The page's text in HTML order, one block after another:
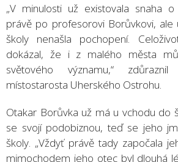
„V minulosti už existovala snaha
právě po profesorovi Borůvkovi, ale
školy nenašla pochopení.
dokázal, že i z malého města
světového významu,“
místostarosta Uherského Ostrohu.
Otakar Borůvka už má u vchodu do
se svojí podobiznou, teď se jeho
školy. „Vždyť právě tady započala
mimochodem jeho otec byl dlouhá